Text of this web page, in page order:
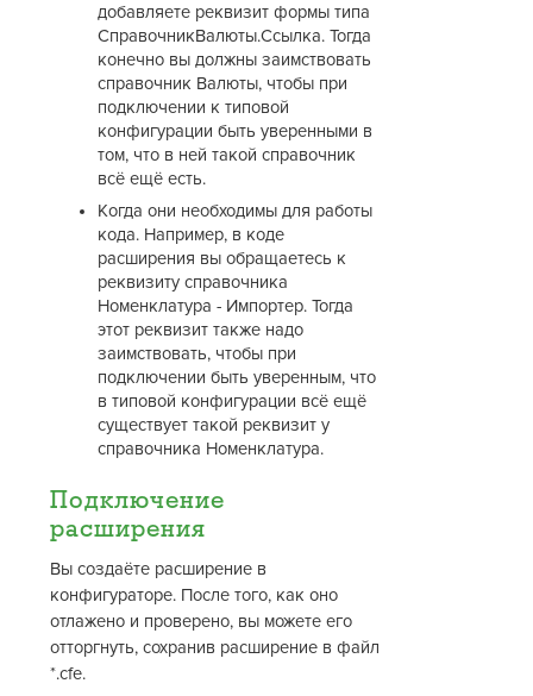
добавляете реквизит формы типа
СправочникВалюты.Ссылка. Тогда
конечно вы должны заимствовать
справочник Валюты, чтобы при
подключении к типовой
конфигурации быть уверенными в
том, что в ней такой справочник
всё ещё есть.
Когда они необходимы для работы
кода. Например, в коде
расширения вы обращаетесь к
реквизиту справочника
Номенклатура - Импортер. Тогда
этот реквизит также надо
заимствовать, чтобы при
подключении быть уверенным, что
в типовой конфигурации всё ещё
существует такой реквизит у
справочника Номенклатура.
Подключение
расширения
Вы создаёте расширение в
конфигураторе. После того, как оно
отлажено и проверено, вы можете его
отторгнуть, сохранив расширение в файл
*.cfe.